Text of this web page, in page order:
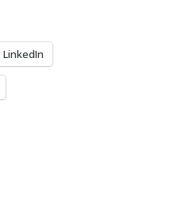
LinkedIn